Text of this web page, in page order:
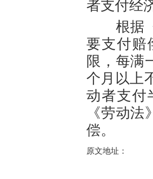
者支付经
根据
要支付赔
限，每满
个月以上
动者支付
《劳动
偿。
原文地址：